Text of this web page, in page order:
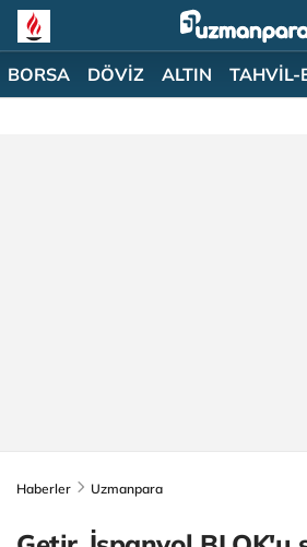
BORSA DÖVİZ ALTIN TAHVİL-
Haberler Uzmanpara